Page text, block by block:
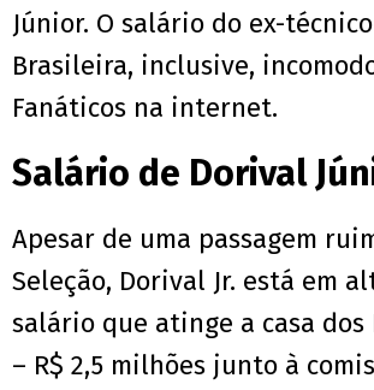
Júnior. O salário do ex-
Brasileira, inclusive,
Fanáticos na internet.
Salário de Dorival
Apesar de uma passagem
Seleção, Dorival Jr. está em
salário que atinge a casa dos
– R$ 2,5 milhões junto à